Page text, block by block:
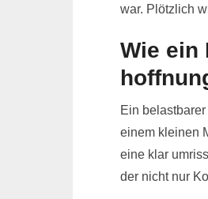
war. Plötzlich
Wie ein
Ein
einem kleinen
eine klar
der nicht nur